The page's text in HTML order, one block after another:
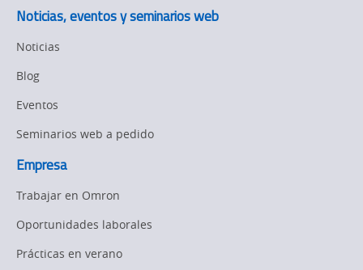
Noticias, eventos y seminarios web
Noticias
Blog
Eventos
Seminarios web a pedido
Empresa
Trabajar en Omron
Oportunidades laborales
Prácticas en verano